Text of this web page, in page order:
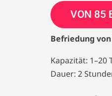
VON 85
Befriedung
Kapazität: 1–20
Dauer: 2